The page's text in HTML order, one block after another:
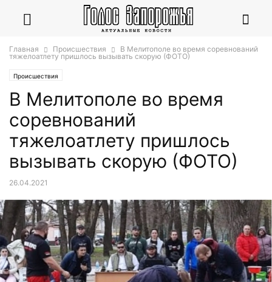
Главная Происшествия
В Мелитополе во время соревнований
тяжелоатлету пришлось вызывать скорую (ФОТО)
Происшествия
В Мелитополе во время
соревнований
тяжелоатлету пришлось
вызывать скорую (ФОТО)
26.04.2021